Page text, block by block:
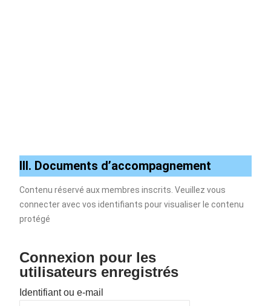
III. Documents d’accompagnement
Contenu réservé aux membres inscrits. Veuillez vous
connecter avec vos identifiants pour visualiser le contenu
protégé
Connexion pour les
utilisateurs enregistrés
Identifiant ou e-mail